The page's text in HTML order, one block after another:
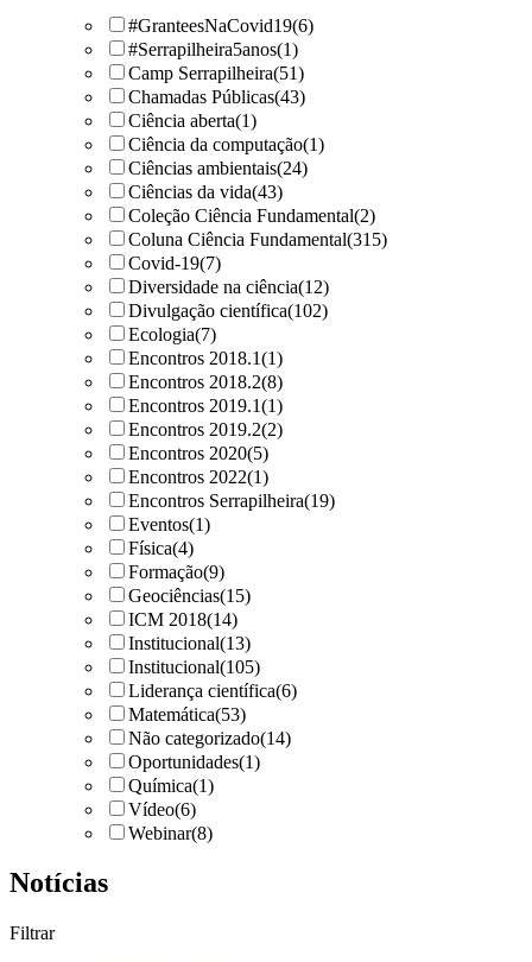
#GranteesNaCovid19(6)
#Serrapilheira5anos(1)
Camp Serrapilheira(51)
Chamadas Públicas(43)
Ciência aberta(1)
Ciência da computação(1)
Ciências ambientais(24)
Ciências da vida(43)
Coleção Ciência Fundamental(2)
Coluna Ciência Fundamental(315)
Covid-19(7)
Diversidade na ciência(12)
Divulgação científica(102)
Ecologia(7)
Encontros 2018.1(1)
Encontros 2018.2(8)
Encontros 2019.1(1)
Encontros 2019.2(2)
Encontros 2020(5)
Encontros 2022(1)
Encontros Serrapilheira(19)
Eventos(1)
Física(4)
Formação(9)
Geociências(15)
ICM 2018(14)
Institucional(13)
Institucional(105)
Liderança científica(6)
Matemática(53)
Não categorizado(14)
Oportunidades(1)
Química(1)
Vídeo(6)
Webinar(8)
Notícias
Filtrar